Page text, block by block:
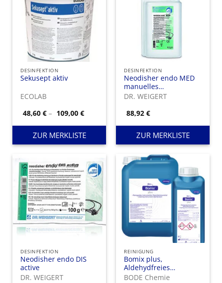
DESINFEKTION
Sekusept aktiv
ECOLAB
48,60€ – 109,00€Preisspanne:
48,60 €
bis
109,00 €
ZUR MERKLISTE
DESINFEKTION
Neodisher endo MED
manuelles
Desinfektionsmittel für
Aufbereitung
DR. WEIGERT
88,92€
ZUR MERKLISTE
DESINFEKTION
Neodisher endo DIS
active
DR. WEIGERT
REINIGUNG
Bomix plus,
Aldehydfreies
Instrumenten-
BODE Chemie